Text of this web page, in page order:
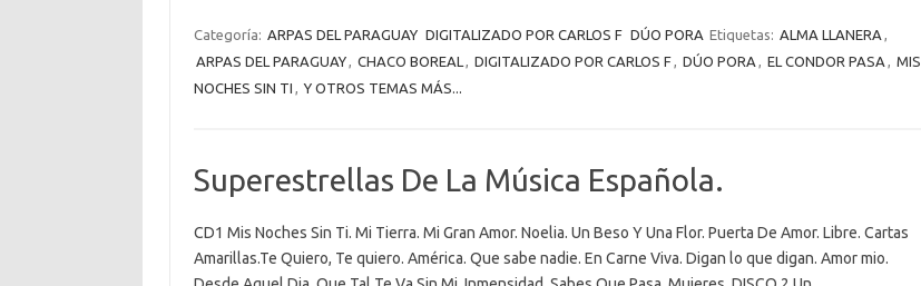
Categoría: ARPAS DEL PARAGUAY DIGITALIZADO POR CARLOS F DÚO PORA Etiquetas: ALMA LLANERA ,
ARPAS DEL PARAGUAY, CHACO BOREAL , DIGITALIZADO POR CARLOS F, DÚO PORA , EL CONDOR PASA , MIS
NOCHES SIN TI , Y OTROS TEMAS MÁS...
Superestrellas De La Música Española.
CD1 Mis Noches Sin Ti. Mi Tierra. Mi Gran Amor. Noelia. Un Beso Y Una Flor. Puerta De Amor. Libre. Cartas
Amarillas.Te Quiero, Te quiero. América. Que sabe nadie. En Carne Viva. Digan lo que digan. Amor mio.